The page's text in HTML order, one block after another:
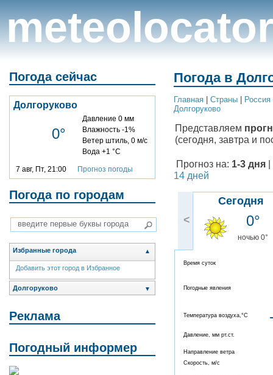
meteolocator
Погода сейчас
Долгоруково
0°
Давление 0 мм
Влажность -1%
Ветер штиль, 0 м/с
Вода +1 °C
7 авг, Пт, 21:00 Прогноз погоды
Погода по городам
Избранные города ▲
Добавить этот город в Избранное
Долгоруково ▼
Реклама
Погодный информер
Погода в
Главная Cтраны Россия
Долгоруково
Представляем
(сегодня, завтра и
Прогноз на: 1-3 дня
14 дней
<
Сегодня
0°
ночью 0°
Время суток
Погодные явления
Температура воздуха,°C
Давление, мм рт.ст.
Направление ветра
Скорость, м/с